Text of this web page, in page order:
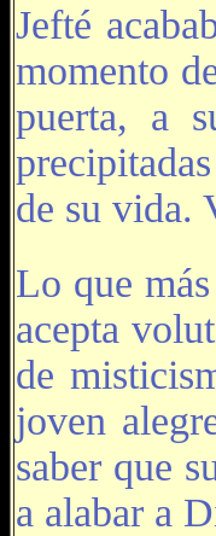
Jefté
momento
puerta, a
de su vida.
Lo que
acepta
de
joven
saber que
a alabar a